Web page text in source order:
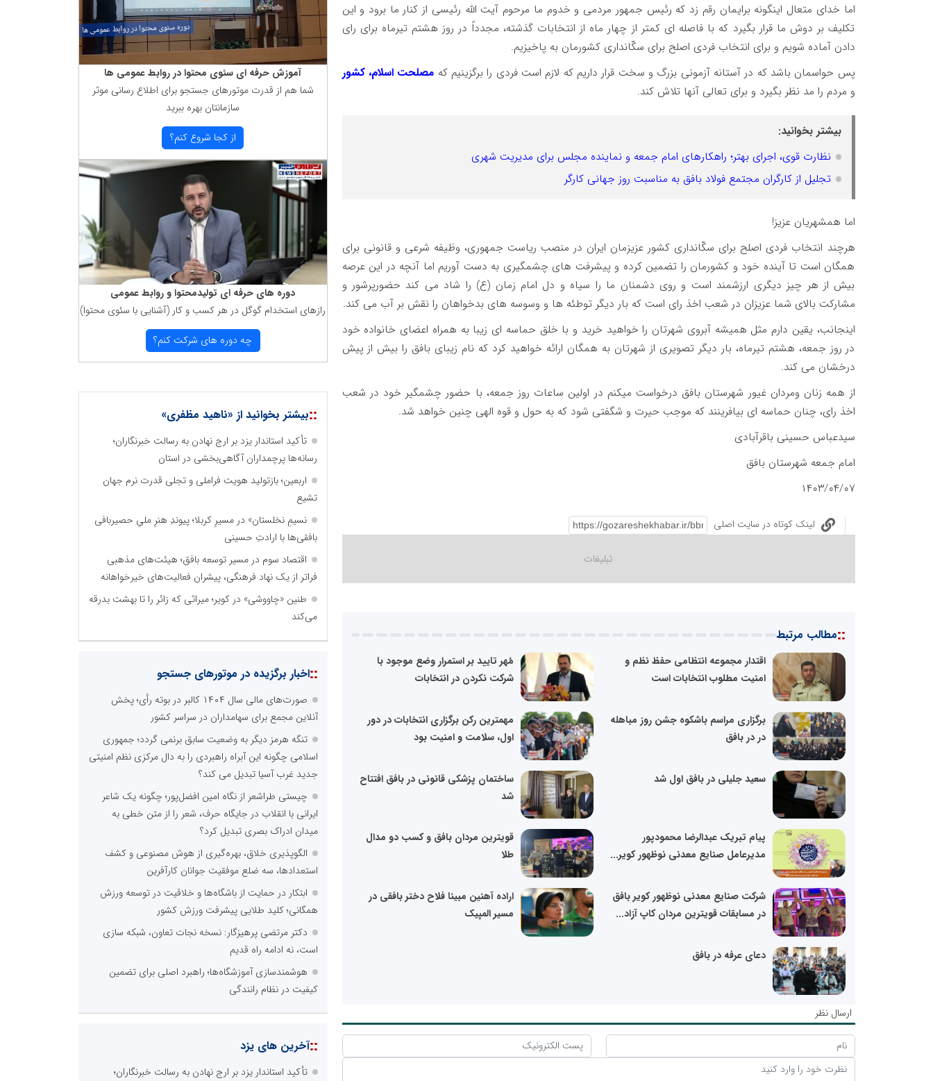
اما خدای متعال اینگونه برایمان رقم زد که رئیس جمهور مردمی و خدوم ما مرحوم آیت الله رئیسی از کنار ما برود و این
تکلیف بر دوش ما قرار بگیرد که با فاصله ای کمتر از چهار ماه از انتخابات گذشته، مجدداً در روز هشتم تیرماه برای رای
دادن آماده شویم و برای انتخاب فردی اصلح برای سکّانداری کشورمان به پاخیزیم.
پس حواسمان باشد که در آستانه آزمونی بزرگ و سخت قرار داریم که لازم است فردی را برگزینیم که مصلحت اسلام، کشور
و مردم را مد نظر بگیرد و برای تعالی آنها تلاش کند.
بیشتر بخوانید:
نظارت قوی، اجرای بهتر؛ راهکارهای امام جمعه و نماینده مجلس برای مدیریت شهری
تجلیل از کارگران مجتمع فولاد بافق به مناسبت روز جهانی کارگر
اما همشهریان عزیز!
هرچند انتخاب فردی اصلح برای سکّانداری کشور عزیزمان ایران در منصب ریاست جمهوری، وظیفه شرعی و قانونی برای
همگان است تا آینده خود و کشورمان را تضمین کرده و پیشرفت های چشمگیری به دست آوریم اما آنچه در این عرصه
بیش از هر چیز دیگری ارزشمند است و روی دشمنان ما را سیاه و دل امام زمان (ع) را شاد می کند حضورپرشور و
مشارکت بالای شما عزیزان در شعب اخذ رای است که بار دیگر توطئه ها و وسوسه های بدخواهان را نقش بر آب می کند.
اینجانب، یقین دارم مثل همیشه آبروی شهرتان را خواهید خرید و با خلق حماسه ای زیبا به همراه اعضای خانواده خود
در روز جمعه، هشتم تیرماه، بار دیگر تصویری از شهرتان به همگان ارائه خواهید کرد که نام زیبای بافق را بیش از پیش
درخشان می کند.
️از همه زنان ومردان غیور شهرستان بافق درخواست میکنم در اولین ساعات روز جمعه، با حضور چشمگیر خود در شعب
اخذ رای، چنان حماسه ای بیافرینند که موجب حیرت و شگفتی شود که به حول و قوه الهی چنین خواهد شد.
سیدعباس حسینی باقرآبادی
امام جمعه شهرستان بافق
۱۴۰۳/۰۴/۰۷
لینک کوتاه در سایت اصلی
::مطالب مرتبط
اقتدار مجموعه انتظامی حفظ نظم و
امنیت مطلوب انتخابات است
مُهر تایید بر استمرار وضع موجود با
شرکت نکردن در انتخابات
برگزاری مراسم باشکوه جشن‌ روز مباهله
در در بافق
مهمترین رکن برگزاری انتخابات در دور
اول، سلامت و امنیت بود
سعید جلیلی در بافق اول شد
ساختمان پزشکی قانونی در بافق افتتاح
شد
پیام تبریک عبدالرضا محمودپور
مدیرعامل صنایع معدنی نوظهور کویر...
قویترین مردان بافق و کسب دو مدال
طلا
شرکت صنایع معدنی نوظهور کویر بافق
در مسابقات قویترین مردان کاپ آزاد...
اراده آهنین مبینا فلاح دختر بافقی در
مسیر المپیک
دعای عرفه در بافق
ارسال نظر
آموزش حرفه ای سئوی محتوا در روابط عمومی ها
شما هم از قدرت موتورهای جستجو برای اطلاع رسانی موثر
سازمانتان بهره ببرید
از كجا شروع كنم؟
دوره های حرفه ای تولیدمحتوا و روابط عمومی
رازهای استخدام گوگل در هر كسب و كار (آشنایی با سئوی محتوا)
چه دوره های شركت كنم؟
::بیشتر بخوانید از «ناهید مظفری»
تأکید استاندار یزد بر ارج نهادن به رسالت خبرنگاران؛
رسانه‌ها پرچمداران آگاهی‌بخشی در استان
اربعین؛ بازتولید هویت فراملی و تجلی قدرت نرم جهان
تشیع
نسیمِ نخلستان» در مسیرِ کربلا؛ پیوندِ هنرِ ملیِ حصیربافی
بافقی‌ها با ارادتِ حسینی
اقتصاد سوم در مسیر توسعه بافق؛ هیئت‌های مذهبی
فراتر از یک نهاد فرهنگی، پیشران فعالیت‌های خیرخواهانه
طنین «چاووشی» در کویر؛ میراثی که زائر را تا بهشت بدرقه
می‌کند
::اخبار برگزیده در موتورهای جستجو
صورت‌های مالی سال ۱۴۰۴ کالبر در بوته رأی؛ پخش
آنلاین مجمع برای سهامداران در سراسر کشور
تنگه هرمز دیگر به وضعیت سابق برنمی گردد؛ جمهوری
اسلامی چگونه این آبراه راهبردی را به دال مرکزی نظم امنیتی
جدید غرب آسیا تبدیل می کند؟
چیستی طراشعر از نگاه امین افضل‌پور؛ چگونه یک شاعر
ایرانی با انقلاب در جایگاه حرف، شعر را از متن خطی به
میدان ادراک بصری تبدیل کرد؟
الگوپذیری خلاق، بهره‌گیری از هوش مصنوعی و کشف
استعدادها، سه ضلع موفقیت جوانان کارآفرین
ابتکار در حمایت از باشگاه‌ها و خلاقیت در توسعه ورزش
همگانی؛ کلید طلایی پیشرفت ورزش کشور
دکتر مرتضی پرهیزگار: نسخه نجات تعاون، شبکه سازی
است، نه ادامه راه قدیم
هوشمندسازی آموزشگاه‌ها؛ راهبرد اصلی برای تضمین
کیفیت در نظام رانندگی
::آخرین های یزد
تأکید استاندار یزد بر ارج نهادن به رسالت خبرنگاران؛